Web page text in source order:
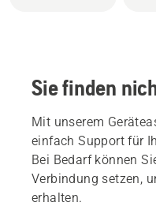
Sie finden
Mit unserem
einfach Support für
Bei Bedarf können
Verbindung setzen,
erhalten.